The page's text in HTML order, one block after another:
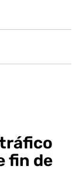
tráfico
fin de